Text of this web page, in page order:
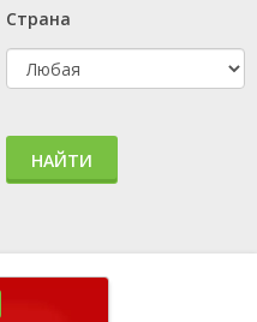
Страна
НАЙТИ